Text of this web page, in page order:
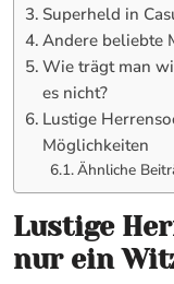
Superheld in
Andere beliebte
Wie trägt man
es nicht?
Lustige
Möglichkeiten
Ähnliche
Lustige
nur ein